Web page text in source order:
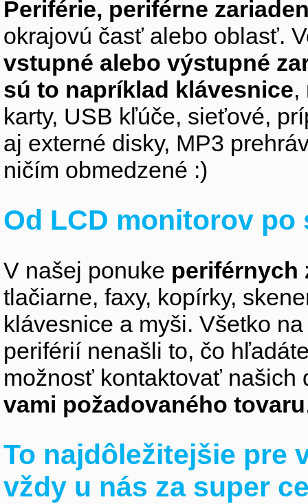
Periférie, periférne
okrajovú časť alebo oblasť.
vstupné alebo výstupné
sú to napríklad klávesnice,
karty, USB kľúče, sieťové,
aj externé disky, MP3
ničím obmedzené :)
Od LCD monitorov
V našej ponuke periférnych
tlačiarne, faxy, kopírky,
klávesnice a myši. Všetko
periférií nenašli to, čo
možnosť kontaktovať
vami požadovaného tovaru
To najdôležitejšie pre
vždy u nás za super